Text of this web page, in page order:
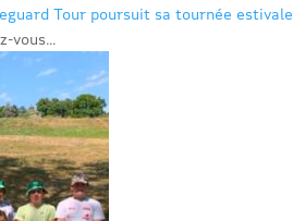
Tour poursuit sa tournée estivale
vous...